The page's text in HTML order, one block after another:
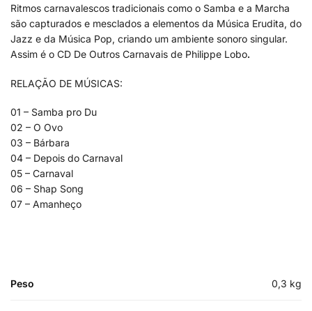
Ritmos carnavalescos tradicionais como o Samba e a Marcha
são capturados e mesclados a elementos da Música Erudita, do
Jazz e da Música Pop, criando um ambiente sonoro singular.
Assim é o CD De Outros Carnavais de Philippe Lobo.
RELAÇÃO DE MÚSICAS:
01 – Samba pro Du
02 – O Ovo
03 – Bárbara
04 – Depois do Carnaval
05 – Carnaval
06 – Shap Song
07 – Amanheço
Peso 0,3 kg